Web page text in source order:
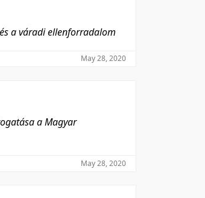
a váradi ellenforradalom
May 28, 2020
a Magyar
May 28, 2020